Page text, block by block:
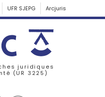
UFR SJEPG Arcjuris
juridiques
(UR 3225)